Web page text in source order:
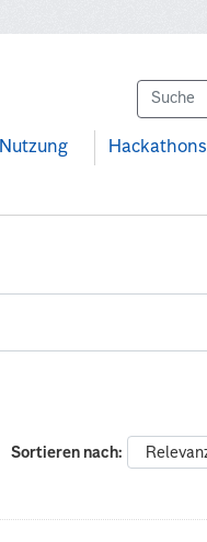
Nutzung Hackathons
Sortieren nach